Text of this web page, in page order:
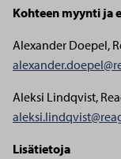
Kohteen myynti ja
Alexander Doepel,
Aleksi Lindqvist,
Lisätietoja